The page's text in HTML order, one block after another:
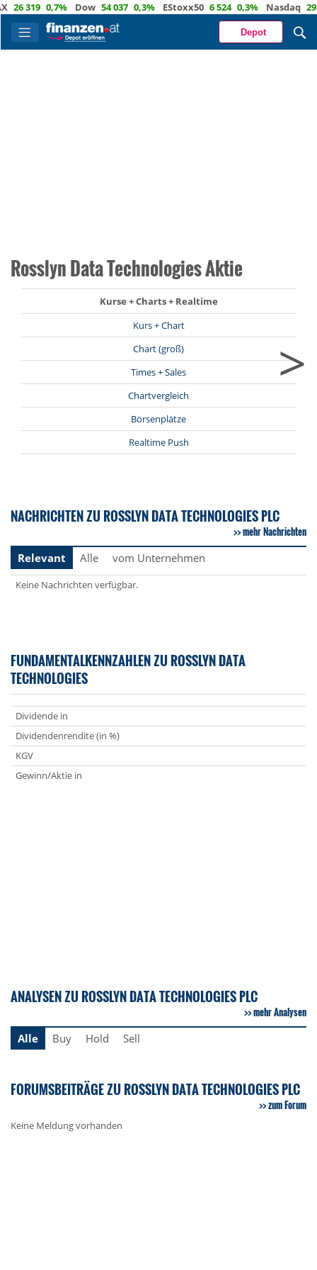
319 0,7% Dow 54 037 0,3% EStoxx50 6 524 0,3% Nasdaq 29 722
Depot
Rosslyn Data Technologies Aktie
Kurse + Charts + Realtime
Kurs + Chart
Chart (groß)
Times + Sales
Chartvergleich
Börsenplätze
Realtime Push
>
NACHRICHTEN ZU ROSSLYN DATA TECHNOLOGIES PLC
mehr Nachrichten
Relevant
Alle vom Unternehmen
Keine Nachrichten verfügbar.
FUNDAMENTALKENNZAHLEN ZU ROSSLYN DATA
TECHNOLOGIES
Dividende in
Dividendenrendite (in %)
KGV
Gewinn/Aktie in
ANALYSEN ZU ROSSLYN DATA TECHNOLOGIES PLC
mehr Analysen
Alle
Buy Hold Sell
FORUMSBEITRÄGE ZU ROSSLYN DATA TECHNOLOGIES PLC
zum Forum
Keine Meldung vorhanden